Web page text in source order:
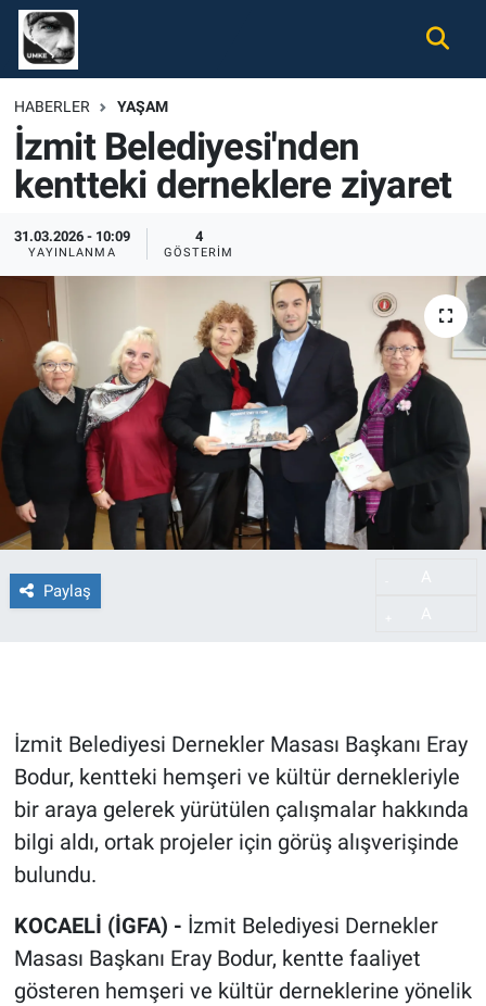
HABERLER YAŞAM
İzmit Belediyesi'nden
kentteki derneklere ziyaret
31.03.2026 - 10:09
YAYINLANMA
4
GÖSTERIM
Paylaş
İzmit Belediyesi Dernekler Masası Başkanı Eray
Bodur, kentteki hemşeri ve kültür dernekleriyle
bir araya gelerek yürütülen çalışmalar hakkında
bilgi aldı, ortak projeler için görüş alışverişinde
bulundu.
KOCAELİ (İGFA) - İzmit Belediyesi Dernekler
Masası Başkanı Eray Bodur, kentte faaliyet
gösteren hemşeri ve kültür derneklerine yönelik
Gündem
Ekonomi
Spor
Magazin
İletişim
Künye
Nöbetçi Eczaneler
Hava Durumu
Namaz Vakitleri
Trafik Durumu
Süper Lig Puan Durumu ve Fikstür
Tüm Manşetler
Son Dakika Haberleri
Haber Arşivi